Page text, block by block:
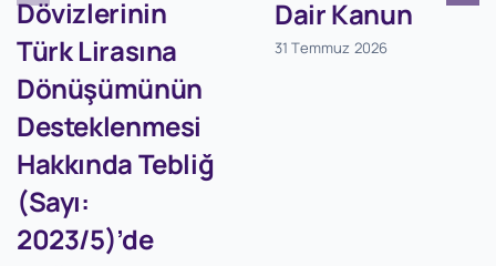
Dövizlerinin
Türk Lirasına
Dönüşümünün
Desteklenmesi
Hakkında Tebliğ
(Sayı:
2023/5)’de
Dair Kanun
31 Temmuz 2026